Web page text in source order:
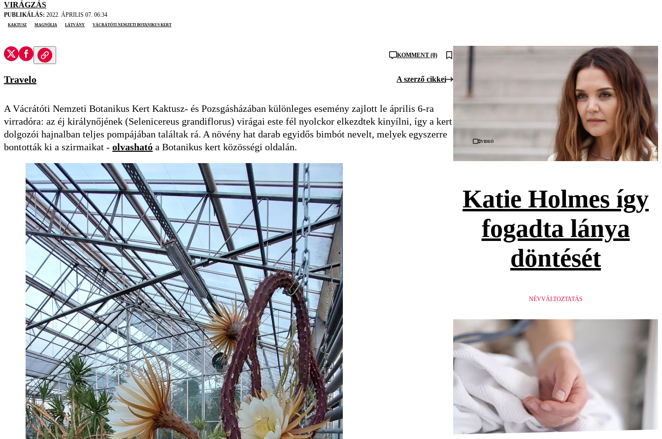
VIRÁGZÁS
PUBLIKÁLÁS: 2022. ÁPRILIS 07. 06:34
kaktusz
Magnólia látvány Vácrátóti Nemzeti Botanikus Kert
KOMMENT (0)
Travelo A szerző cikkei
A Vácrátóti Nemzeti Botanikus Kert Kaktusz- és Pozsgásházában különleges esemény zajlott le április 6-ra
virradóra: az éj királynőjének (Selenicereus grandiflorus) virágai este fél nyolckor elkezdtek kinyílni, így a kert
dolgozói hajnalban teljes pompájában találtak rá. A növény hat darab egyidős bimbót nevelt, melyek egyszerre
bontották ki a szirmaikat - olvasható a Botanikus kert közösségi oldalán.
Videó
Katie Holmes így
fogadta lánya
döntését
NÉVVÁLTOZTATÁS